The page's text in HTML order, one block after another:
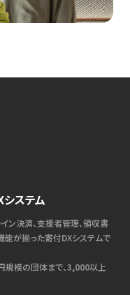
ステム
ン決済、支援者管理、領収書
能が揃った寄付DXシステムで
規模の団体まで、3,000以上